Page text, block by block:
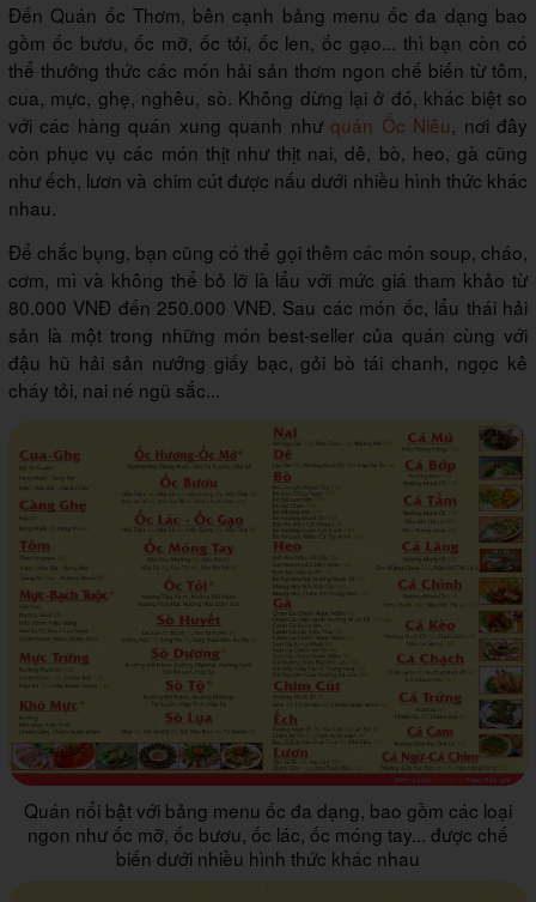
Đến Quán ốc Thơm, bên cạnh bảng menu ốc đa dạng bao
gồm ốc bươu, ốc mỡ, ốc tỏi, ốc len, ốc gạo... thì bạn còn có
thể thưởng thức các món hải sản thơm ngon chế biến từ tôm,
cua, mực, ghẹ, nghêu, sò. Không dừng lại ở đó, khác biệt so
với các hàng quán xung quanh nhưquán Ốc Niêu, nơi đây
còn phục vụ các món thịt như thịt nai, dê, bò, heo, gà cũng
như ếch, lươn và chim cút được nấu dưới nhiều hình thức khác
nhau.
Để chắc bụng, bạn cũng có thể gọi thêm các món soup, cháo,
cơm, mì và không thể bỏ lỡ là lẩu với mức giá tham khảo từ
80.000 VNĐ đến 250.000 VNĐ. Sau các món ốc, lẩu thái hải
sản là một trong những món best-seller của quán cùng với
đậu hũ hải sản nướng giấy bạc, gỏi bò tái chanh, ngọc kê
cháy tỏi, nai né ngũ sắc...
Quán nổi bật với bảng menu ốc đa dạng, bao gồm các loại
ngon như ốc mỡ, ốc bươu, ốc lác, ốc móng tay... được chế
biến dưới nhiều hình thức khác nhau